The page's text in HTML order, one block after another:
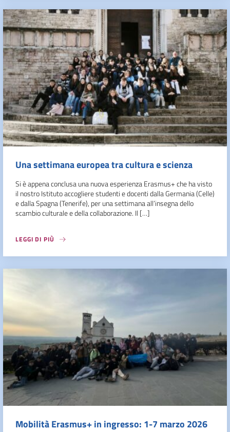
Una settimana europea tra cultura e scienza
Si è appena conclusa una nuova esperienza Erasmus+ che ha visto
il nostro Istituto accogliere studenti e docenti dalla Germania (Celle)
e dalla Spagna (Tenerife), per una settimana all’insegna dello
scambio culturale e della collaborazione. Il […]
LEGGI DI PIÙ
Mobilità Erasmus+ in ingresso: 1-7 marzo 2026